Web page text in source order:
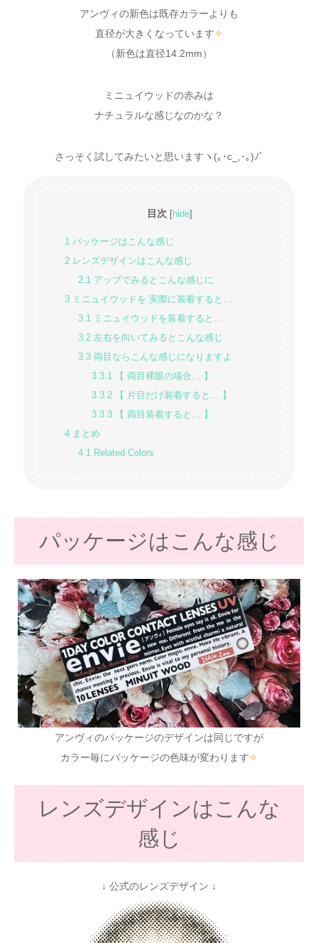
アンヴィの新色は既存カラーよりも
直径が大きくなっています✧
（新色は直径14.2mm）
ミニュイウッドの赤みは
ナチュラルな感じなのかな？
さっそく試してみたいと思いますヽ(｡･c_,･｡)ﾉﾞ
目次 hide
1 パッケージはこんな感じ
2 レンズデザインはこんな感じ
2.1アップでみるとこんな感じに
3 ミニュイウッドを 実際に装着すると…
3.1ミニュイウッドを装着すると…
3.2左右を向いてみるとこんな感じ
3.3両目ならこんな感じになりますよ
3.3.1【 両目裸眼の場合… 】
3.3.2【 片目だけ装着すると… 】
3.3.3【 両目装着すると… 】
4 まとめ
4.1Related Colors
パッケージはこんな感じ
アンヴィのパッケージのデザインは同じですが
カラー毎にパッケージの色味が変わります✧
レンズデザインはこんな
感じ
↓ 公式のレンズデザイン ↓